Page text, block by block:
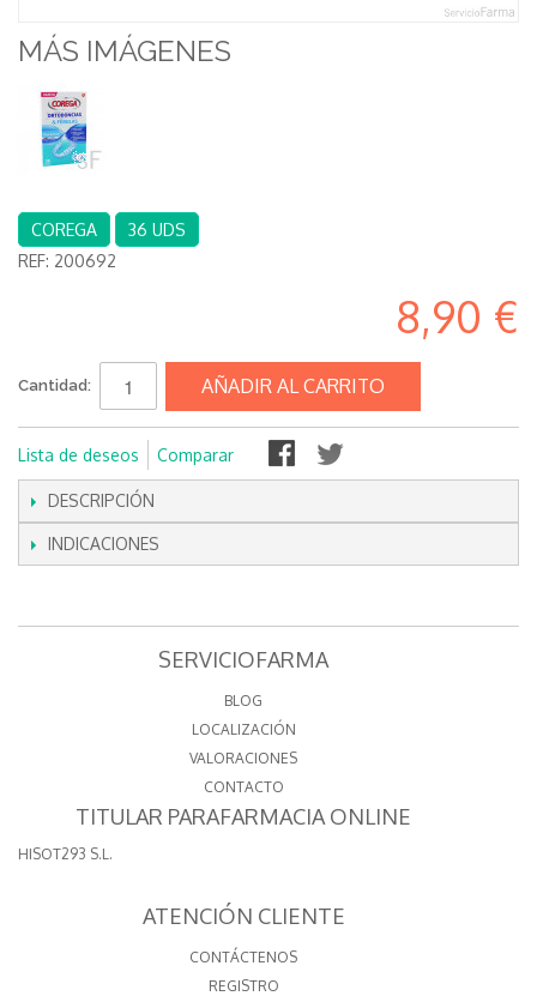
MÁS IMÁGENES
COREGA
36 UDS
REF: 200692
8,90 €
Cantidad: AÑADIR AL CARRITO
Lista de deseos Comparar
DESCRIPCIÓN
INDICACIONES
SERVICIOFARMA
BLOG
LOCALIZACIÓN
VALORACIONES
CONTACTO
TITULAR PARAFARMACIA ONLINE
HISOT293 S.L.
ATENCIÓN CLIENTE
CONTÁCTENOS
REGISTRO